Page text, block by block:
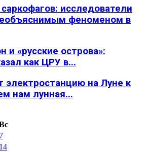
исследователи
феноменом в
и «русские острова»:
как ЦРУ в...
электростанцию на Луне к
нам лунная...
7
14